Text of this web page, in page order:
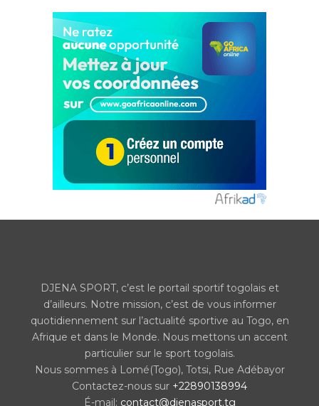
DJENA SPORT, c’est le portail sportif togolais et
d’ailleurs. Notre mission, c’est de vous informer
quotidiennement sur l’actualité sportive au Togo, en
Afrique et dans le Monde. Nous mettons un accent
particulier sur le sport togolais.
Nous sommes à Lomé(Togo), Totsi, Rue Adébayor
Contactez-nous sur +22890138994
É-mail: contact@djenasport.tg